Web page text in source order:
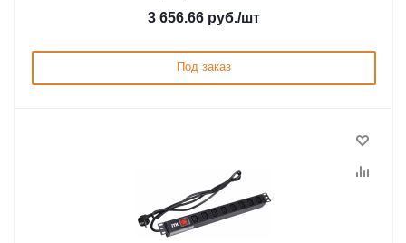
3 656.66 руб./шт
Под заказ